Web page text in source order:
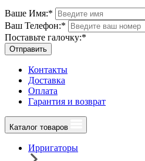
Ваше Имя:*
Ваш Телефон:*
Поставьте галочку:*
Отправить
Контакты
Доставка
Оплата
Гарантия и возврат
Каталог товаров
Ирригаторы